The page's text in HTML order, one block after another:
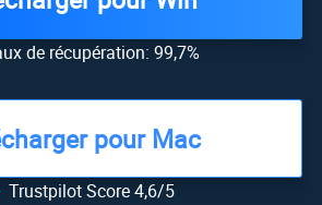
de récupération: 99,7%
pour Mac
Trustpilot Score 4,6/5